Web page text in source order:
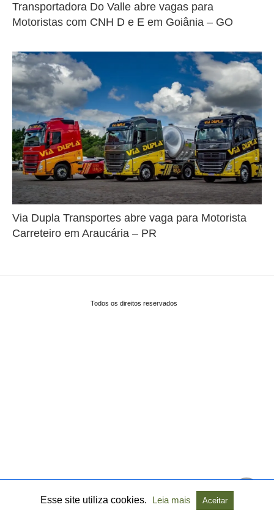
Transportadora Do Valle abre vagas para
Motoristas com CNH D e E em Goiânia – GO
Via Dupla Transportes abre vaga para Motorista
Carreteiro em Araucária – PR
Todos os direitos reservados
Esse site utiliza cookies. Leia mais Aceitar